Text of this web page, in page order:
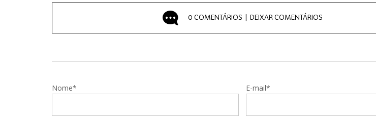
0 COMENTÁRIOS | DEIXAR COMENTÁRIOS
Nome* E-mail*